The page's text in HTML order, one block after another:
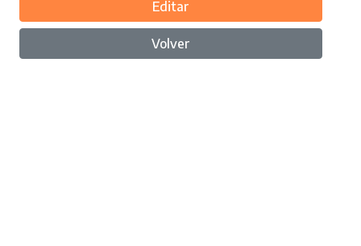
Editar
Volver